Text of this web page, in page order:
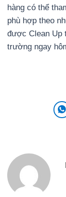
hàng có thể
phù hợp theo
được Clean Up
trường ngay